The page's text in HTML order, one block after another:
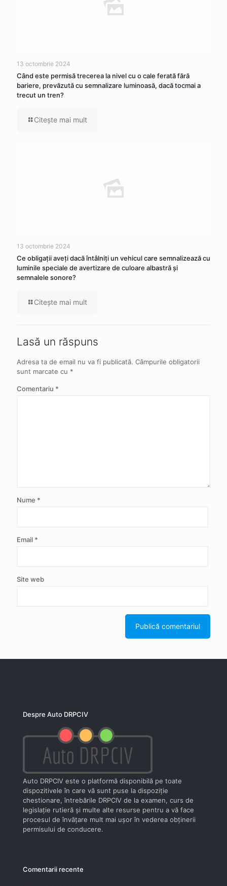
13 octombrie 2024
Când este permisă trecerea la nivel cu o cale ferată fără
bariere, prevăzută cu semnalizare luminoasă, dacă tocmai a
trecut un tren?
Citeşte mai mult
13 octombrie 2024
Ce obligaţii aveţi dacă întâlniţi un vehicul care semnalizează cu
luminile speciale de avertizare de culoare albastră şi
semnalele sonore?
Citeşte mai mult
Lasă un răspuns
Adresa ta de email nu va fi publicată. Câmpurile obligatorii
sunt marcate cu *
Comentariu *
Nume *
Email *
Site web
Despre Auto DRPCIV
Auto DRPCIV este o platformă disponibilă pe toate
dispozitivele în care vă sunt puse la dispoziţie
chestionare, întrebările DRPCIV de la examen, curs de
legislaţie rutieră şi multe alte resurse pentru a vă face
procesul de învăţare mult mai uşor în vederea obţinerii
permisului de conducere.
Comentarii recente